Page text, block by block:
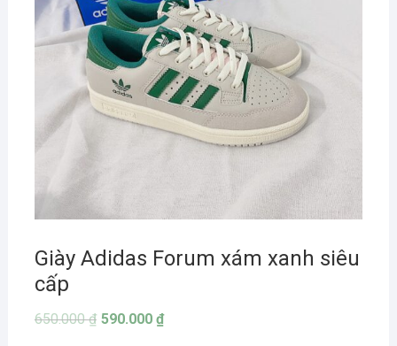
Giày Adidas Forum xám xanh siêu
cấp
650.000₫ 590.000 ₫